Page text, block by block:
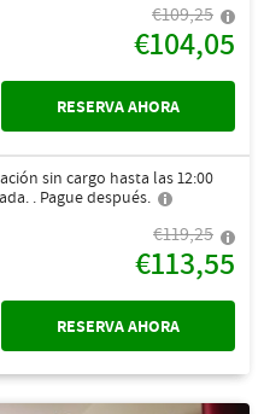
€109,25
€104,05
RESERVA AHORA
sin cargo hasta las 12:00
. Pague después.
€119,25
€113,55
RESERVA AHORA